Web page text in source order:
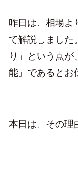
昨日は、相場よ
て解説しました
り」という点が
能」であるとお
本日は、その理